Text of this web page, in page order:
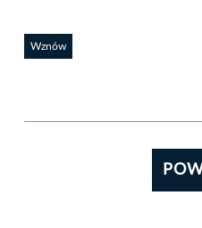
Wznów